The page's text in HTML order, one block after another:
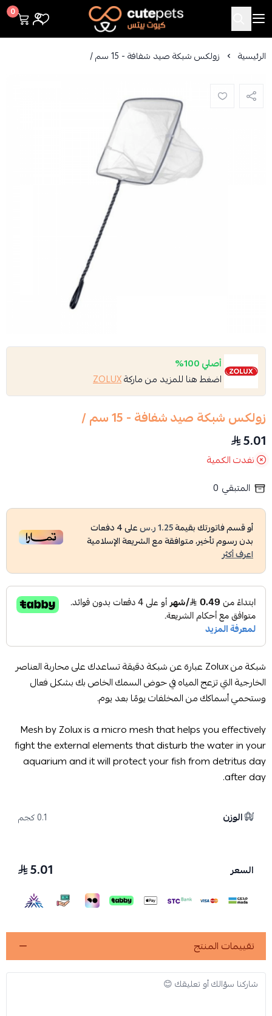
Cutepets
0
الرئيسية زولكس شبكة صيد شفافة - 15 سم /
أصلي 100%
اضغط هنا للمزيد من ماركةZOLUX
زولكس شبكة صيد شفافة - 15 سم /
5.01
نفدت الكمية
المتبقي 0
أو قسم فاتورتك بقيمة1.25 ر.س على4دفعات
بدون رسوم تأخير، متوافقة مع الشريعة الإسلامية
اعرف أكثر
شبكة من Zolux عبارة عن شبكة دقيقة تساعدك على محاربة العناصر
الخارجية التي تزعج المياه في حوض السمك الخاص بك بشكل فعال
وستحمي أسماكك من المخلفات يومًا بعد يوم.
Mesh by Zolux is a micro mesh that helps you effectively
fight the external elements that disturb the water in your
aquarium and it will protect your fish from detritus day
after day.
الوزن 0.1 كجم
السعر 5.01
تقييمات المنتج